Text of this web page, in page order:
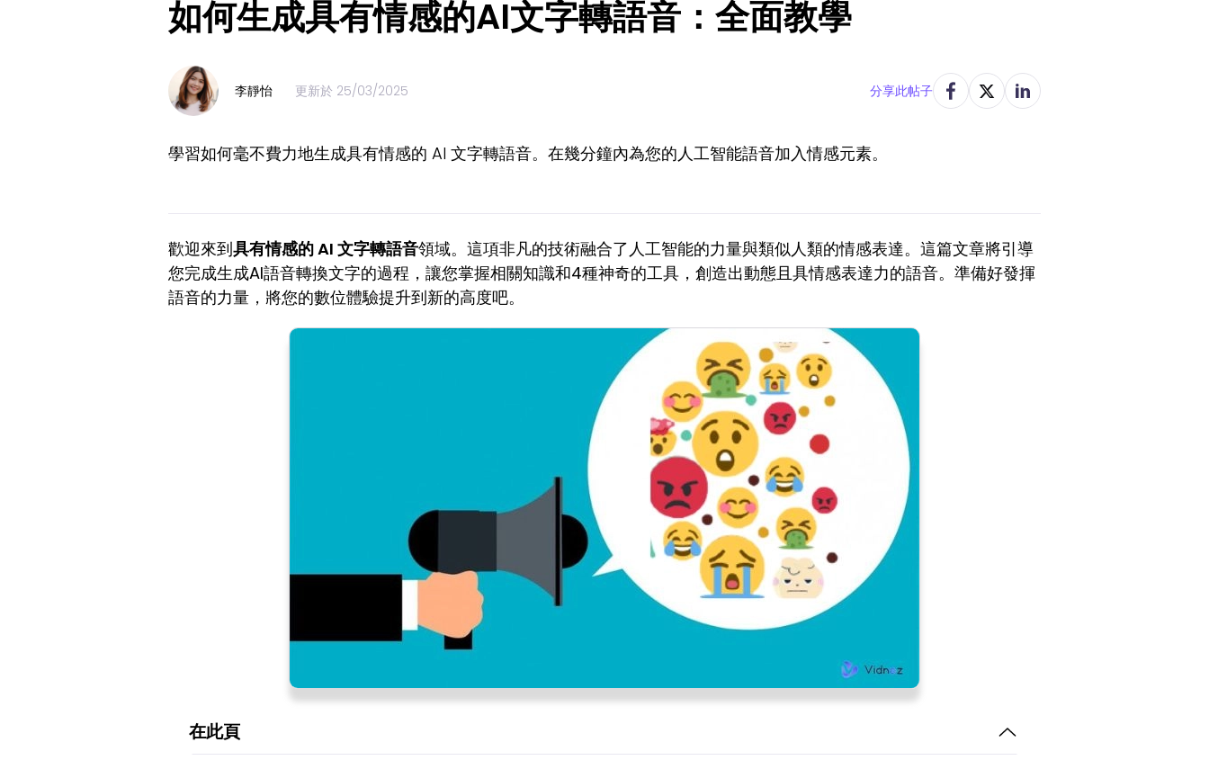
如何生成具有情感的AI文字轉語音：全面教學
李靜怡 更新於 25/03/2025 分享此帖子
學習如何毫不費力地生成具有情感的 AI 文字轉語音。在幾分鐘內為您的人工智能語音加入情感元素。
歡迎來到具有情感的 AI 文字轉語音領域。這項非凡的技術融合了人工智能的力量與類似人類的情感表達。這篇文章將引導
您完成生成AI語音轉換文字的過程，讓您掌握相關知識和4種神奇的工具，創造出動態且具情感表達力的語音。準備好發揮
語音的力量，將您的數位體驗提升到新的高度吧。
在此頁